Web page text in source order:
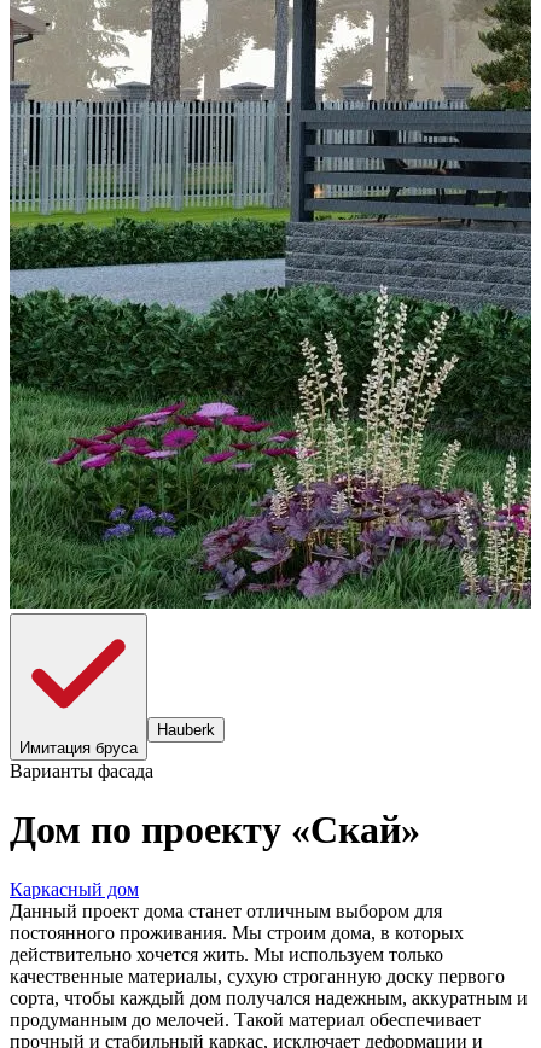
Имитация бруса
Hauberk
Варианты фасада
Дом по проекту «Скай»
Каркасный дом
Данный проект дома станет отличным выбором для
постоянного проживания. Мы строим дома, в которых
действительно хочется жить. Мы используем только
качественные материалы, сухую строганную доску первого
сорта, чтобы каждый дом получался надежным, аккуратным и
продуманным до мелочей. Такой материал обеспечивает
прочный и стабильный каркас, исключает деформации и